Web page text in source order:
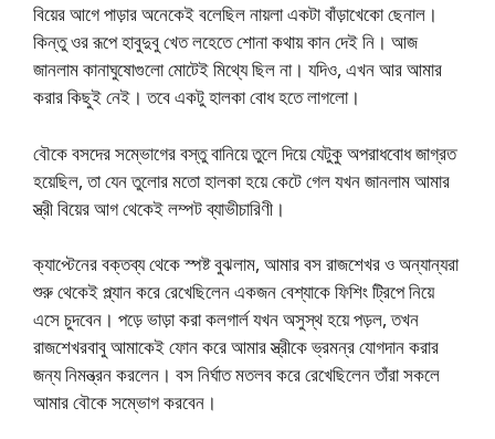
বিয়ের আগে পাড়ার অনেকেই বলেছিল নায়লা একটা বাঁড়াখেকো ছেনাল।
কিন্তু ওর রূপে হাবুদুবু খেত লহেতে শোনা কথায় কান দেই নি। আজ
জানলাম কানাঘুষোগুলো মোটেই মিথ্যে ছিল না। যদিও, এখন আর আমার
করার কিছুই নেই। তবে একটু হালকা বোধ হতে লাগলো।
বৌকে বসদের সম্ভোগের বস্তু বানিয়ে তুলে দিয়ে যেটুকু অপরাধবোধ জাগ্রত
হয়েছিল, তা যেন তুলোর মতো হালকা হয়ে কেটে গেল যখন জানলাম আমার
স্ত্রী বিয়ের আগ থেকেই লম্পট ব্যাভীচারিণী।
ক্যাপ্টেনের বক্তব্য থেকে স্পষ্ট বুঝলাম, আমার বস রাজশেখর ও অন্যান্যরা
শুরু থেকেই প্ল্যান করে রেখেছিলেন একজন বেশ্যাকে ফিশিং ট্রিপে নিয়ে
এসে চুদবেন। পড়ে ভাড়া করা কলগার্ল যখন অসুস্থ হয়ে পড়ল, তখন
রাজশেখরবাবু আমাকেই ফোন করে আমার স্ত্রীকে ভ্রমন্র যোগদান করার
জন্য নিমন্ত্রন করলেন। বস নির্ঘাত মতলব করে রেখেছিলেন তাঁরা সকলে
আমার বৌকে সম্ভোগ করবেন।